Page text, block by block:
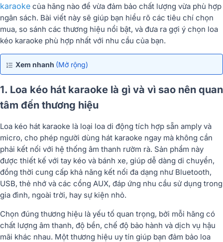
karaoke của hãng nào để vừa đảm bảo chất lượng vừa phù hợp
ngân sách. Bài viết này sẽ giúp bạn hiểu rõ các tiêu chí chọn
mua, so sánh các thương hiệu nổi bật, và đưa ra gợi ý chọn loa
kéo karaoke phù hợp nhất với nhu cầu của bạn.
Xem nhanh (Mở rộng)
1. Loa kéo hát karaoke là gì và vì sao nên quan
tâm đến thương hiệu
Loa kéo hát karaoke là loại loa di động tích hợp sẵn amply và
micro, cho phép người dùng hát karaoke ngay mà không cần
phải kết nối với hệ thống âm thanh rườm rà. Sản phẩm này
được thiết kế với tay kéo và bánh xe, giúp dễ dàng di chuyển,
đồng thời cung cấp khả năng kết nối đa dạng như Bluetooth,
USB, thẻ nhớ và các cổng AUX, đáp ứng nhu cầu sử dụng trong
gia đình, ngoài trời, hay sự kiện nhỏ.
Chọn đúng thương hiệu là yếu tố quan trọng, bởi mỗi hãng có
chất lượng âm thanh, độ bền, chế độ bảo hành và dịch vụ hậu
mãi khác nhau. Một thương hiệu uy tín giúp bạn đảm bảo loa